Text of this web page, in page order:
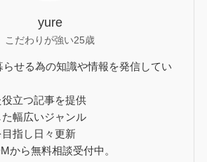
yure
こだわりが強い25歳
せる為の知識や情報を発信してい
立つ記事を提供
幅広いジャンル
指し日々更新
から無料相談受付中。